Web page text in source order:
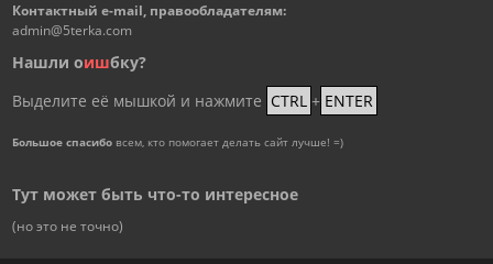
Контактный e-mail, правообладателям:
admin@5terka.com
Нашли оишбку?
Выделите её мышкой и нажмите CTRL + ENTER
Большое спасибовсем, кто помогает делать сайт лучше! =)
Тут может быть что-то интересное
(но это не точно)